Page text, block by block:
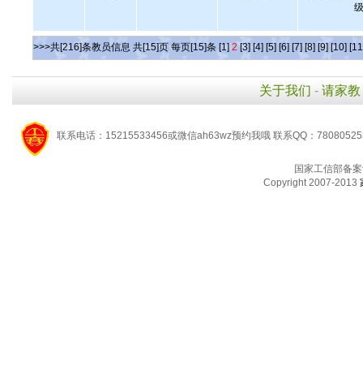
>>>共[216]条教员信息 共[15]页 每页[15]条 [1] 2 [3] [4] [5] [6] [7] [8] [9] [10]
关于我们 - 请家教
联系电话：15215533456或微信ah63wz预约我哦 联系QQ：
国家工信部备
Copyright 2007-2013